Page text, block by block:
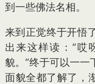
到一些佛法名相。
来到正觉终于开悟
出来这样读：“哎
貌。”终于可以一一
面貌全都了解了，